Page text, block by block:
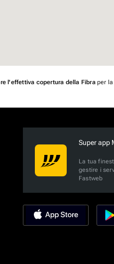
l'effettiva copertura della Fibraper la
Super app
La tua
gestire i
Fastweb